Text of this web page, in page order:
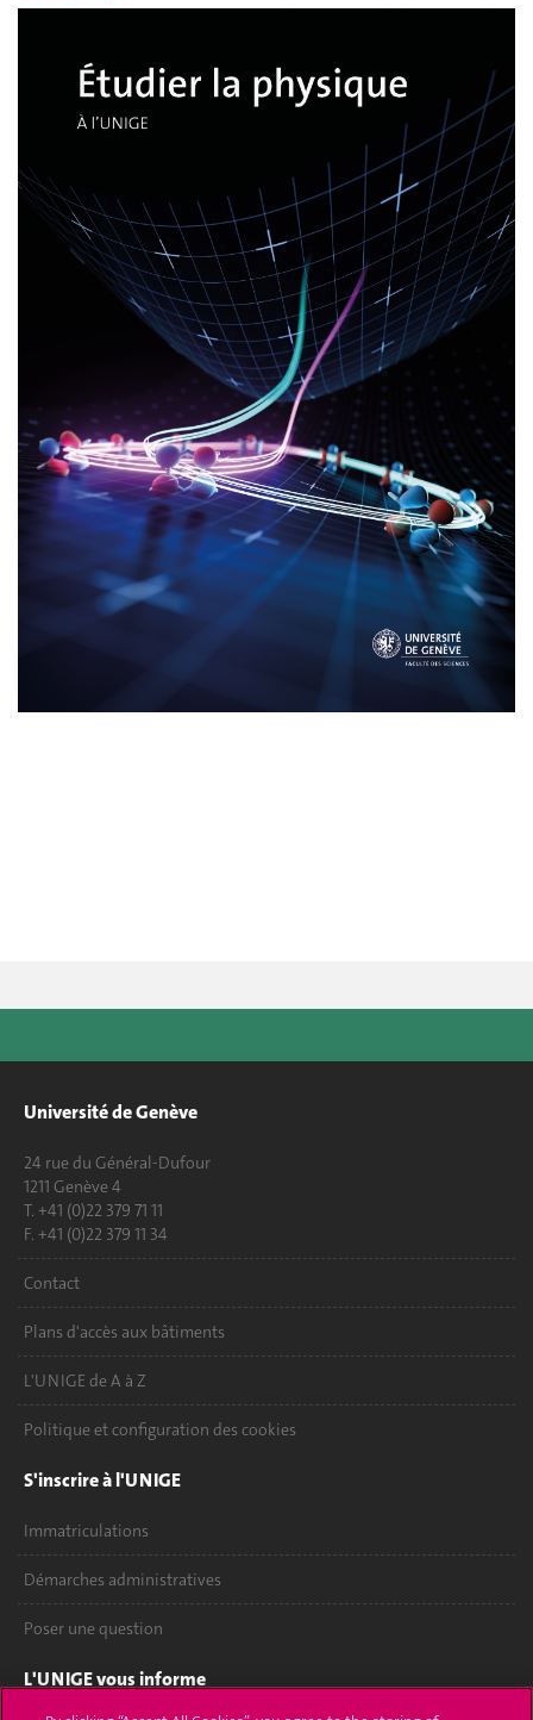
Université de Genève
24 rue du Général-Dufour
1211 Genève 4
T. +41 (0)22 379 71 11
F. +41 (0)22 379 11 34
Contact
Plans d'accès aux bâtiments
L'UNIGE de A à Z
Politique et configuration des cookies
S'inscrire à l'UNIGE
Immatriculations
Démarches administratives
Poser une question
L'UNIGE vous informe